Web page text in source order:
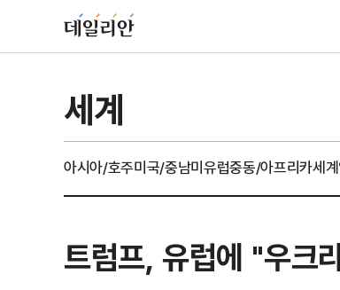
세계
아시아/호주미국/중남미유럽중동/아프리카세
트럼프, 유럽에 "우크